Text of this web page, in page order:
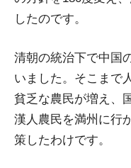
したのです。
清朝の統治下で中国
いました。そこまで
貧乏な農民が増え、
漢人農民を満州に行
策したわけです。